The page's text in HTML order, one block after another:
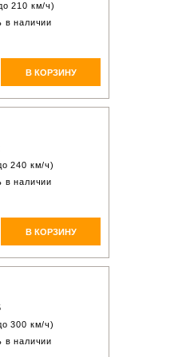
210 км/ч)
в наличии
В КОРЗИНУ
240 км/ч)
в наличии
В КОРЗИНУ
300 км/ч)
в наличии